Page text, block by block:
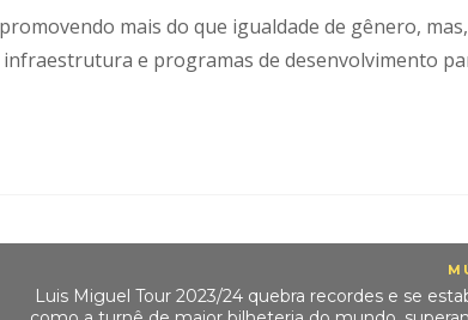
mais do que igualdade de gênero,
e programas de desenvolvimento
Luis Miguel Tour 2023/24 quebra recordes e se